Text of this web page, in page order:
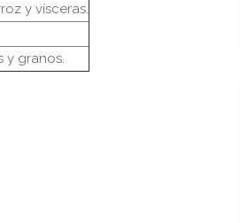
y vísceras.
y granos.